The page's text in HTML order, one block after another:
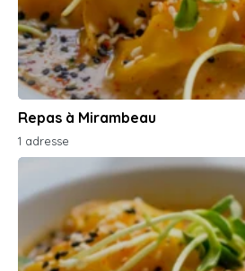
Repas à Mirambeau
1 adresse